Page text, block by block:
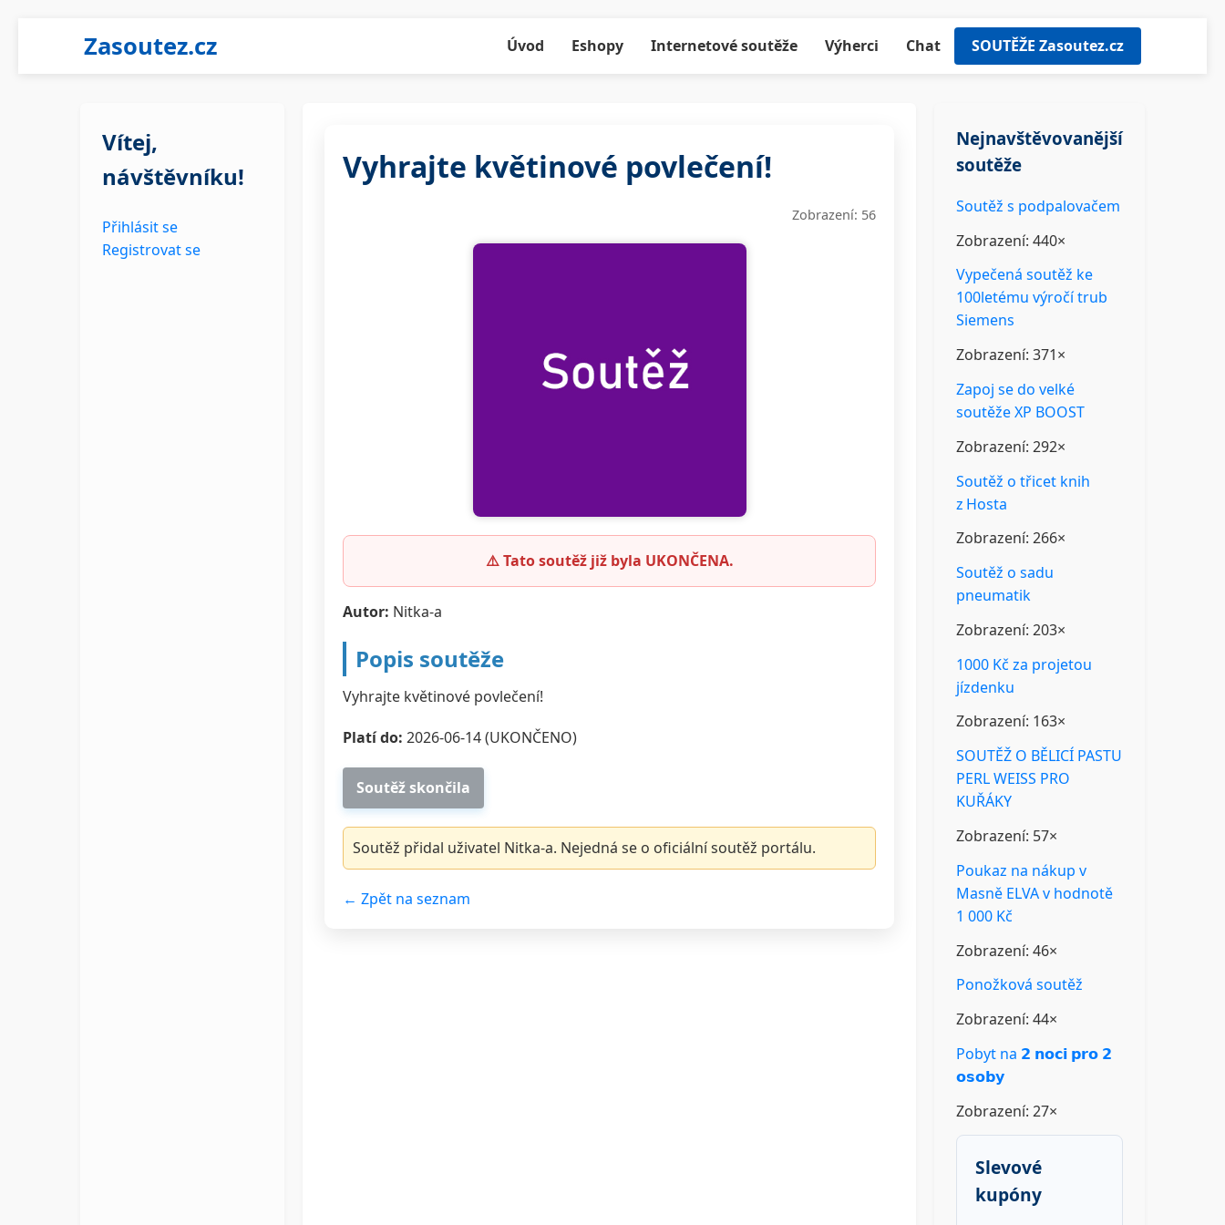
Zasoutez.cz Úvod Eshopy Internetové soutěže Výherci Chat SOUTĚŽE Zasoutez.cz
Vítej,
návštěvníku!
Přihlásit se
Registrovat se
Vyhrajte květinové povlečení!
Zobrazení: 56
⚠️ Tato soutěž již byla UKONČENA.
Autor: Nitka-a
Popis soutěže
Vyhrajte květinové povlečení!
Platí do: 2026-06-14 (UKONČENO)
Soutěž skončila
Soutěž přidal uživatel Nitka-a. Nejedná se o oficiální soutěž portálu.
← Zpět na seznam
Nejnavštěvovanější
soutěže
Soutěž s podpalovačem
Zobrazení: 440×
Vypečená soutěž ke
100letému výročí trub
Siemens
Zobrazení: 371×
Zapoj se do velké
soutěže XP BOOST
Zobrazení: 292×
Soutěž o třicet knih
z Hosta
Zobrazení: 266×
Soutěž o sadu
pneumatik
Zobrazení: 203×
1000 Kč za projetou
jízdenku
Zobrazení: 163×
SOUTĚŽ O BĚLICÍ PASTU
PERL WEISS PRO
KUŘÁKY
Zobrazení: 57×
Poukaz na nákup v
Masně ELVA v hodnotě
1 000 Kč
Zobrazení: 46×
Ponožková soutěž
Zobrazení: 44×
Pobyt na 𝟮 𝗻𝗼𝗰𝗶 𝗽𝗿𝗼 𝟮
𝗼𝘀𝗼𝗯𝘆
Zobrazení: 27×
Slevové
kupóny